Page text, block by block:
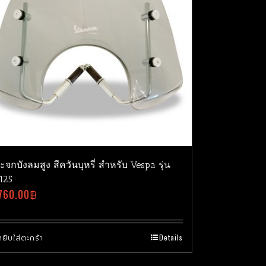
จกบังลมสูง สีควันบุหรี่ สำหรับ Vespa รุ่น
฿
ยิบใส่ตะกร้า Details